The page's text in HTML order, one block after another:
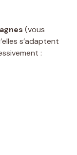
(vous
s’adaptent
: